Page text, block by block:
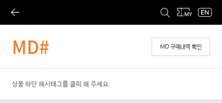
MD# MD 구매내역 확인
상품 하단 해시태그를 클릭 해 주세요.